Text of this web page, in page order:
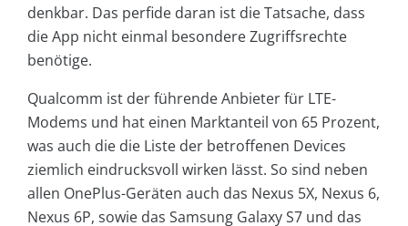
denkbar. Das perfide daran ist die Tatsache, dass
die App nicht einmal besondere Zugriffsrechte
benötige.
Qualcomm ist der führende Anbieter für LTE-
Modems und hat einen Marktanteil von 65 Prozent,
was auch die die Liste der betroffenen Devices
ziemlich eindrucksvoll wirken lässt. So sind neben
allen OnePlus-Geräten auch das Nexus 5X, Nexus 6,
Nexus 6P, sowie das Samsung Galaxy S7 und das